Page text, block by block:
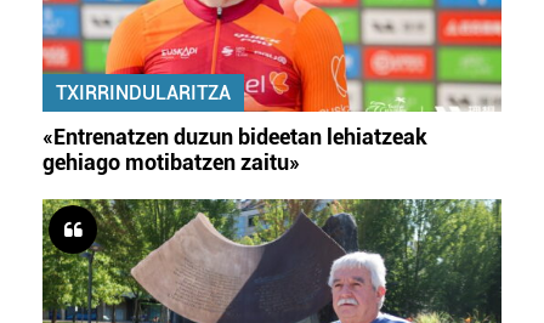
TXIRRINDULARITZA
«Entrenatzen duzun bideetan lehiatzeak
gehiago motibatzen zaitu»